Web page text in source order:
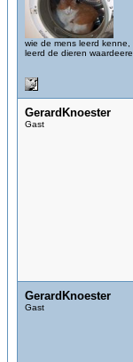
wie de mens leerd kenne,
leerd de dieren waardeere
GerardKnoester
Gast
GerardKnoester
Gast